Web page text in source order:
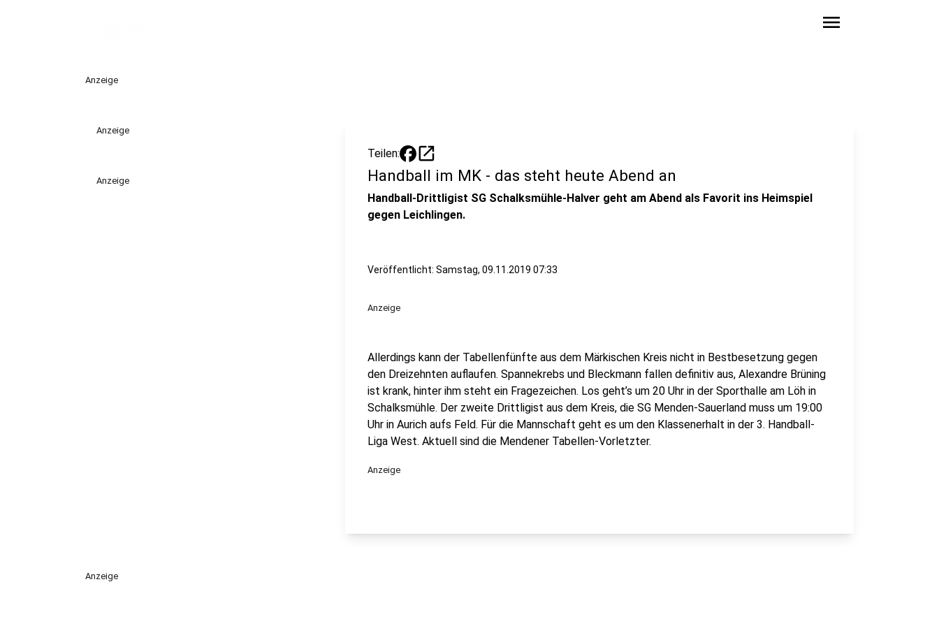
menu
Anzeige
Anzeige
Anzeige
Teilen: open_in_new
Handball im MK - das steht heute Abend an
Handball-Drittligist SG Schalksmühle-Halver geht am Abend als Favorit ins Heimspiel
gegen Leichlingen.
Veröffentlicht: Samstag, 09.11.2019 07:33
Anzeige
Allerdings kann der Tabellenfünfte aus dem Märkischen Kreis nicht in Bestbesetzung gegen
den Dreizehnten auflaufen. Spannekrebs und Bleckmann fallen definitiv aus, Alexandre Brüning
ist krank, hinter ihm steht ein Fragezeichen. Los geht’s um 20 Uhr in der Sporthalle am Löh in
Schalksmühle. Der zweite Drittligist aus dem Kreis, die SG Menden-Sauerland muss um 19:00
Uhr in Aurich aufs Feld. Für die Mannschaft geht es um den Klassenerhalt in der 3. Handball-
Liga West. Aktuell sind die Mendener Tabellen-Vorletzter.
Anzeige
Anzeige